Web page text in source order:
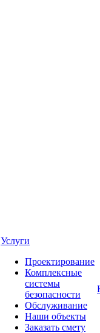
Услуги
Проектирование
Комплексные
системы
безопасности
Обслуживание
Наши объекты
Заказать смету